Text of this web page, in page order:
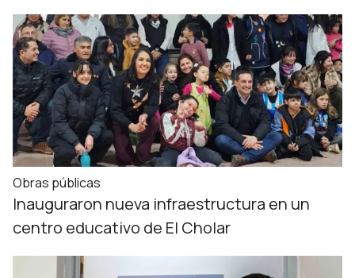
Obras públicas
Inauguraron nueva infraestructura en un
centro educativo de El Cholar